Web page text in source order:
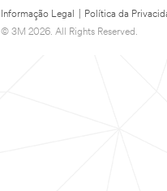
Informação Legal Política da
© 3M 2026. All Rights Reserved.